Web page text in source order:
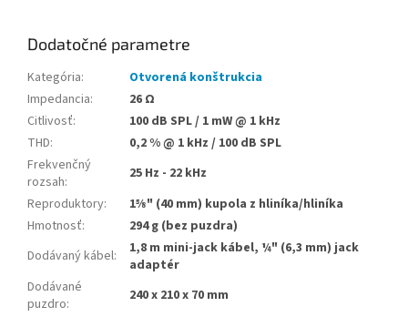
Dodatočné parametre
Kategória:
Otvorená konštrukcia
Impedancia:
26 Ω
Citlivosť:
100 dB SPL / 1 mW @ 1 kHz
THD:
0,2 % @ 1 kHz / 100 dB SPL
Frekvenčný
rozsah:
25 Hz - 22 kHz
Reproduktory:
1⅝" (40 mm) kupola z hliníka/hliníka
Hmotnosť:
294 g (bez puzdra)
Dodávaný kábel:
1,8 m mini-jack kábel, ¼" (6,3 mm) jack
adaptér
Dodávané
puzdro: 240 x 210 x 70 mm